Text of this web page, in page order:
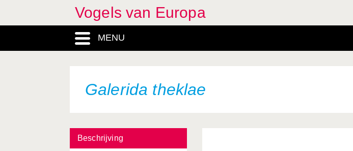
Vogels van Europa
MENU
Galerida theklae
Beschrijving
Falco tinnunculus
Falco vespertinus
Fratercula arctica